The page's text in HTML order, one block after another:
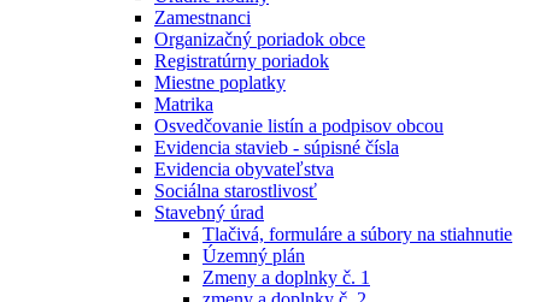
Zamestnanci
Organizačný poriadok obce
Registratúrny poriadok
Miestne poplatky
Matrika
Osvedčovanie listín a podpisov obcou
Evidencia stavieb - súpisné čísla
Evidencia obyvateľstva
Sociálna starostlivosť
Stavebný úrad
Tlačivá, formuláre a súbory na stiahnutie
Územný plán
Zmeny a doplnky č. 1